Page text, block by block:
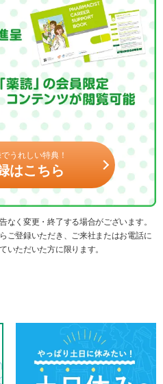
うれしい特典！
はこちら
く変更・終了する場合がございます。
ご登録いただき、ご来社またはお電話に
いただいた方に限ります。